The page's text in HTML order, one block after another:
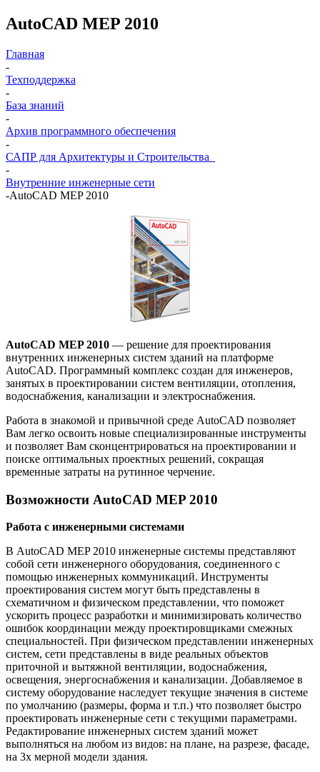
AutoCAD MEP 2010
Главная
-
Техподдержка
-
База знаний
-
Архив программного обеспечения
-
САПР для Архитектуры и Строительства
-
Внутренние инженерные сети
-AutoCAD MEP 2010
AutoCAD MEP 2010 — решение для проектирования
внутренних инженерных систем зданий на платформе
AutoCAD. Программный комплекс создан для инженеров,
занятых в проектировании систем вентиляции, отопления,
водоснабжения, канализации и электроснабжения.
Работа в знакомой и привычной среде AutoCAD позволяет
Вам легко освоить новые специализированные инструменты
и позволяет Вам сконцентрироваться на проектировании и
поиске оптимальных проектных решений, сокращая
временные затраты на рутинное черчение.
Возможности AutoCAD MEP 2010
Работа с инженерными системами
В AutoCAD MEP 2010 инженерные системы представляют
собой сети инженерного оборудования, соединенного с
помощью инженерных коммуникаций. Инструменты
проектирования систем могут быть представлены в
схематичном и физическом представлении, что поможет
ускорить процесс разработки и минимизировать количество
ошибок координации между проектировщиками смежных
специальностей. При физическом представлении инженерных
систем, сети представлены в виде реальных объектов
приточной и вытяжной вентиляции, водоснабжения,
освещения, энергоснабжения и канализации. Добавляемое в
систему оборудование наследует текущие значения в системе
по умолчанию (размеры, форма и т.п.) что позволяет быстро
проектировать инженерные сети с текущими параметрами.
Редактирование инженерных систем зданий может
выполняться на любом из видов: на плане, на разрезе, фасаде,
на 3х мерной модели здания.